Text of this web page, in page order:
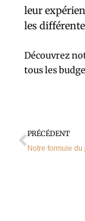
leur
les
Découvrez
tous les
PRÉCÉDENT